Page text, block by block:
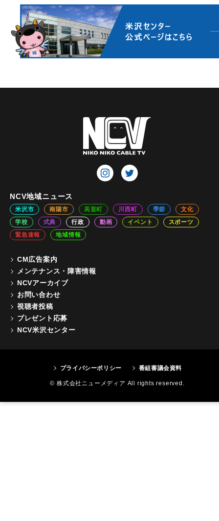
NCV地域ニュース
米沢市 南陽市 高畠町 川西町 季節
文化
学校
式典 行政 動画 イベント
スポーツ
緊急速報
地域情報
CM広告案内
メンテナンス・障害情報
NCVアーカイブ
お問い合わせ
視聴者投稿
プレゼント応募
NCV米沢センター
プライバシーポリシー 番組審議会資料
© 株式会社ニューメディア All rights reserved.